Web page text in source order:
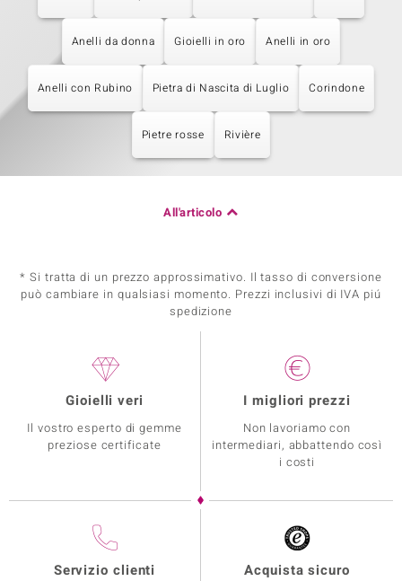
Anelli da donna Gioielli in oro Anelli in oro
Anelli con Rubino Pietra di Nascita di Luglio Corindone
Pietre rosse Rivière
All'articolo
* Si tratta di un prezzo approssimativo. Il tasso di conversione
può cambiare in qualsiasi momento. Prezzi inclusivi di IVA piú
spedizione
Gioielli veri
Il vostro esperto di gemme
preziose certificate
I migliori prezzi
Non lavoriamo con
intermediari, abbattendo così
i costi
Servizio clienti Acquista sicuro